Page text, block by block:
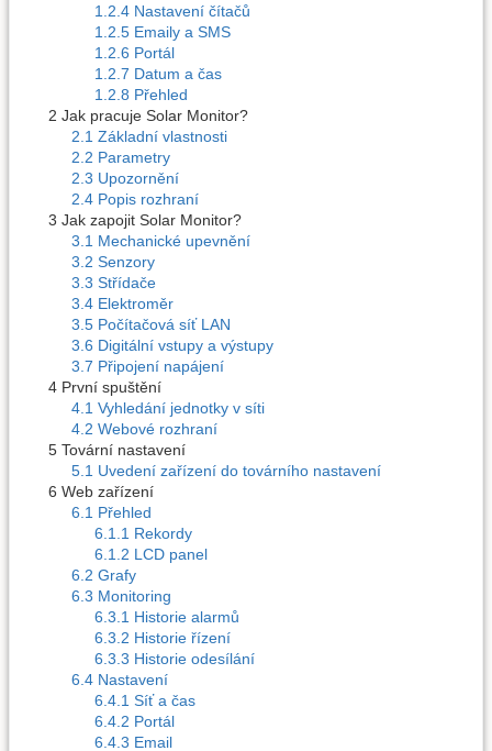
1.2.4 Nastavení čítačů
1.2.5 Emaily a SMS
1.2.6 Portál
1.2.7 Datum a čas
1.2.8 Přehled
2 Jak pracuje Solar Monitor?
2.1 Základní vlastnosti
2.2 Parametry
2.3 Upozornění
2.4 Popis rozhraní
3 Jak zapojit Solar Monitor?
3.1 Mechanické upevnění
3.2 Senzory
3.3 Střídače
3.4 Elektroměr
3.5 Počítačová síť LAN
3.6 Digitální vstupy a výstupy
3.7 Připojení napájení
4 První spuštění
4.1 Vyhledání jednotky v síti
4.2 Webové rozhraní
5 Tovární nastavení
5.1 Uvedení zařízení do továrního nastavení
6 Web zařízení
6.1 Přehled
6.1.1 Rekordy
6.1.2 LCD panel
6.2 Grafy
6.3 Monitoring
6.3.1 Historie alarmů
6.3.2 Historie řízení
6.3.3 Historie odesílání
6.4 Nastavení
6.4.1 Síť a čas
6.4.2 Portál
6.4.3 Email